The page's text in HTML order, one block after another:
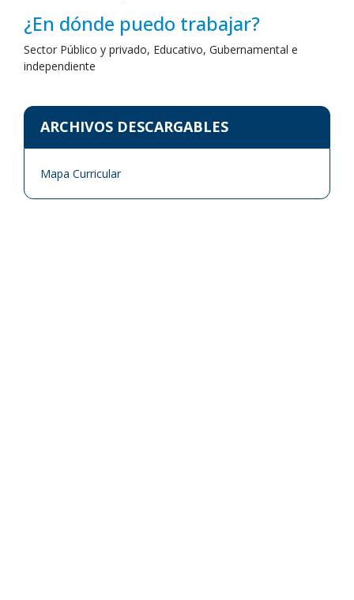
¿En dónde puedo trabajar?
Sector Público y privado, Educativo, Gubernamental e
independiente
ARCHIVOS DESCARGABLES
Mapa Curricular